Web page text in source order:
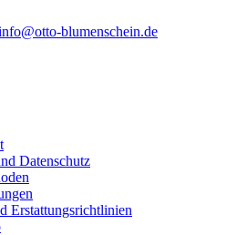
blumenschein.de
Datenschutz
Erstattungsrichtlinien